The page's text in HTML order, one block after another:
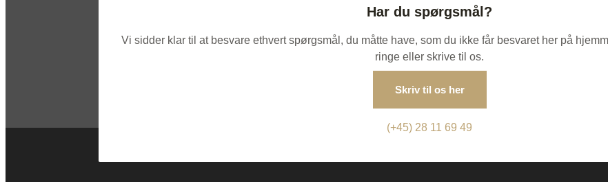
Har du spørgsmål?
Vi sidder klar til at besvare ethvert spørgsmål, du måtte have, som du ikke får besvaret her på
ringe eller skrive til os.
Skriv til os her
(+45) 28 11 69 49